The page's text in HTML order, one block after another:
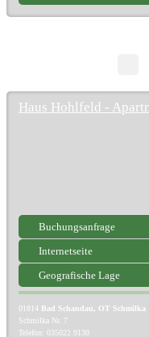
Haus Hohlfeld -
Buchungsanfrage
Internetseite
Geografische Lage
01814 Bad Schandau, OT Schmilka
Schmilka Nr. 7
Telefon: 035022 9130